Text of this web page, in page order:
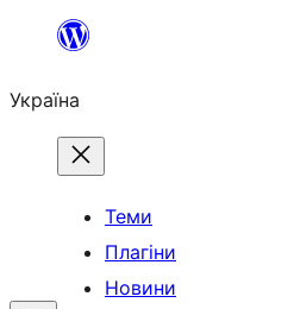
Перейти
вмісту
Україна
Теми
Плагіни
Новини